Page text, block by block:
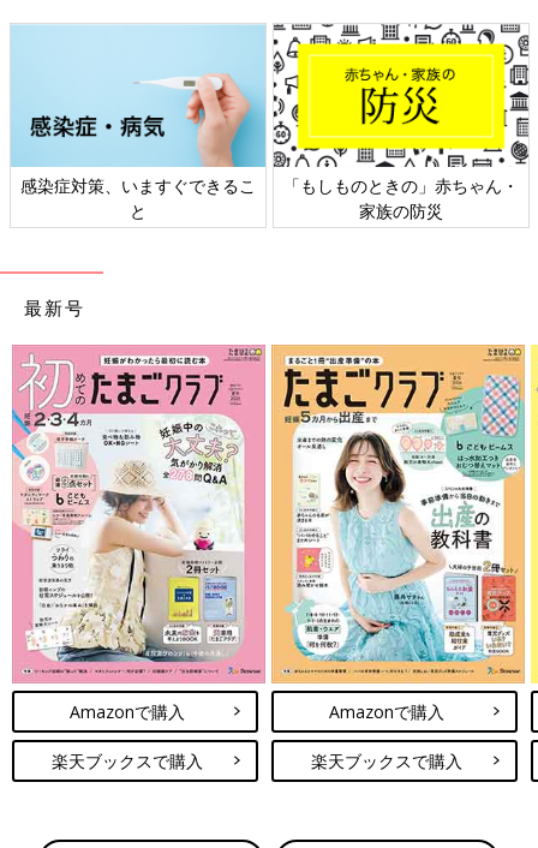
感染症対策、いますぐできるこ
と
「もしものときの」赤ちゃん・
家族の防災
最新号
Amazonで購入
楽天ブックスで購入
Amazonで購入
楽天ブックスで購入